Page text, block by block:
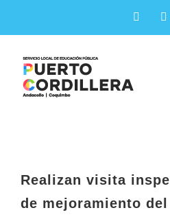
Realizan visita
de mejoramiento